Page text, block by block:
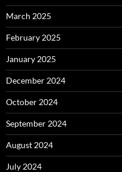
March 2025
February 2025
January 2025
December 2024
October 2024
September 2024
August 2024
July 2024